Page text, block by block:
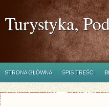
Turystyka,
STRONA GŁÓWNA SPIS TREŚCI